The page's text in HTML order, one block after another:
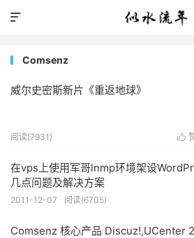

Comsenz
威尔史密斯新片《重返地球》

阅读(7931)
在vps上使用军哥lnmp环境架设
几点问题及解决方案
2011-12-07 阅读(6705)
Comsenz 核心产品 Discuz!,UCenter